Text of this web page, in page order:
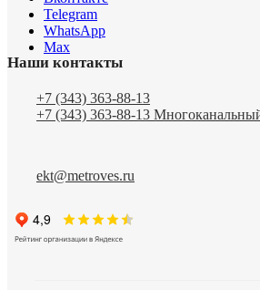
Telegram
WhatsApp
Max
Наши контакты
+7 (343) 363-88-13
+7 (343) 363-88-13
ekt@metroves.ru